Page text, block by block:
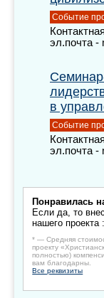
Событие
эл.почта -
в
Событие
эл.почта -
Понравилась
Если да, то
нашего проекта
* — Средняя
проекту
полностью)
вам благодарны.
Все реквизиты